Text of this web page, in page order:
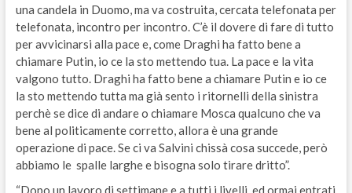
una candela in Duomo, ma va costruita, cercata telefonata per
telefonata, incontro per incontro. C’è il dovere di fare di tutto
per avvicinarsi alla pace e, come Draghi ha fatto bene a
chiamare Putin, io ce la sto mettendo tua. La pace e la vita
valgono tutto. Draghi ha fatto bene a chiamare Putin e io ce
la sto mettendo tutta ma già sento i ritornelli della sinistra
perchè se dice di andare o chiamare Mosca qualcuno che va
bene al politicamente corretto, allora è una grande
operazione di pace. Se ci va Salvini chissà cosa succede, però
abbiamo le spalle larghe e bisogna solo tirare dritto”.
“Dopo un lavoro di settimane e a tutti i livelli, ed ormai entrati